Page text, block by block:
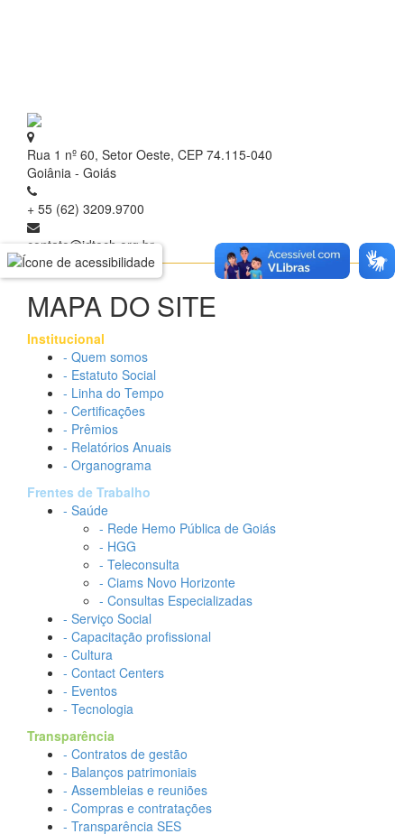
Rua 1 nº 60, Setor Oeste, CEP 74.115-040
Goiânia - Goiás
+ 55 (62) 3209.9700
contato@idtech.org.br
MAPA DO SITE
Institucional
- Quem somos
- Estatuto Social
- Linha do Tempo
- Certificações
- Prêmios
- Relatórios Anuais
- Organograma
Frentes de Trabalho
- Saúde
- Rede Hemo Pública de Goiás
- HGG
- Teleconsulta
- Ciams Novo Horizonte
- Consultas Especializadas
- Serviço Social
- Capacitação profissional
- Cultura
- Contact Centers
- Eventos
- Tecnologia
Transparência
- Contratos de gestão
- Balanços patrimoniais
- Assembleias e reuniões
- Compras e contratações
- Transparência SES